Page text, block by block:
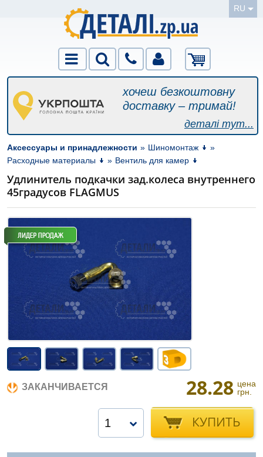
RU
хочеш безкоштовну
доставку – тримай!
деталі тут...
Аксессуары и принадлежности » Шиномонтаж
»
Расходные материалы
» Вентиль для камер
Удлинитель подкачки зад.колеса внутреннего
45градусов FLAGMUS
ЗАКАНЧИВАЕТСЯ 28.28 цена
грн.
КУПИТЬ
1